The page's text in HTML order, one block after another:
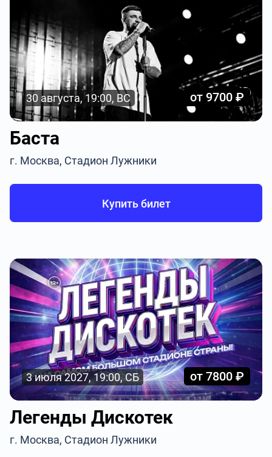
30 августа, 19:00, ВС от 9700 ₽
Баста
г. Москва, Стадион Лужники
Купить билет
3 июля 2027, 19:00, СБ от 7800 ₽
Легенды Дискотек
г. Москва, Стадион Лужники